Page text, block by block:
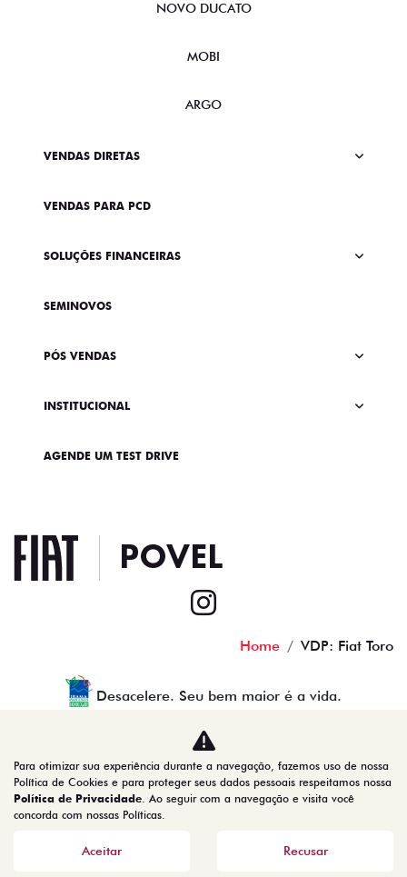
NOVO DUCATO
MOBI
ARGO
VENDAS DIRETAS
VENDAS PARA PCD
SOLUÇÕES FINANCEIRAS
SEMINOVOS
PÓS VENDAS
INSTITUCIONAL
AGENDE UM TEST DRIVE
Home VDP: Fiat Toro
Desacelere. Seu bem maior é a vida.
povel porcino veiculos ltda
08.378.861/0001-10
Desenvolvido pela DEALERSPACE ® Direitos Reservados.
Para otimizar sua experiência durante a navegação, fazemos uso de nossa
Política de Cookies e para proteger seus dados pessoais respeitamos nossa
Política de Privacidade. Ao seguir com a navegação e visita você
concorda com nossas Políticas.
Aceitar Recusar